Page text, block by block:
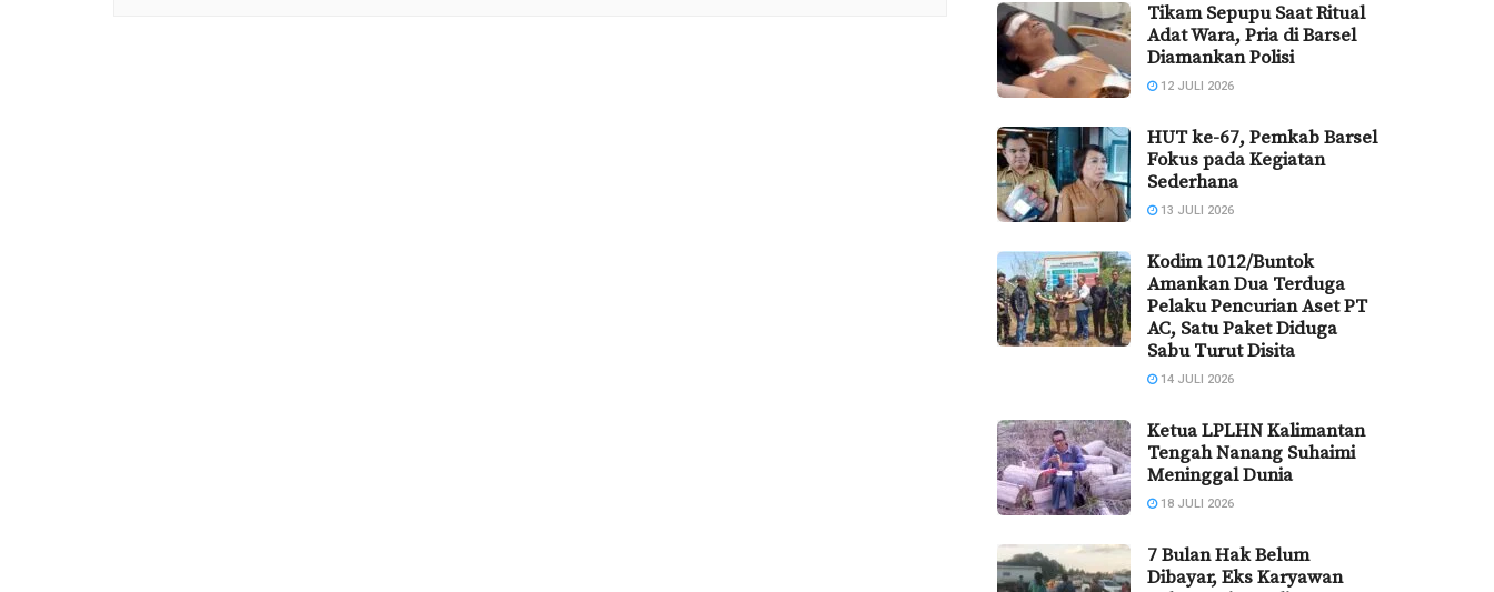
Tikam Sepupu Saat Ritual
Adat Wara, Pria di Barsel
Diamankan Polisi
12 JULI 2026
HUT ke-67, Pemkab Barsel
Fokus pada Kegiatan
Sederhana
13 JULI 2026
Kodim 1012/Buntok
Amankan Dua Terduga
Pelaku Pencurian Aset PT
AC, Satu Paket Diduga
Sabu Turut Disita
14 JULI 2026
Ketua LPLHN Kalimantan
Tengah Nanang Suhaimi
Meninggal Dunia
18 JULI 2026
7 Bulan Hak Belum
Dibayar, Eks Karyawan